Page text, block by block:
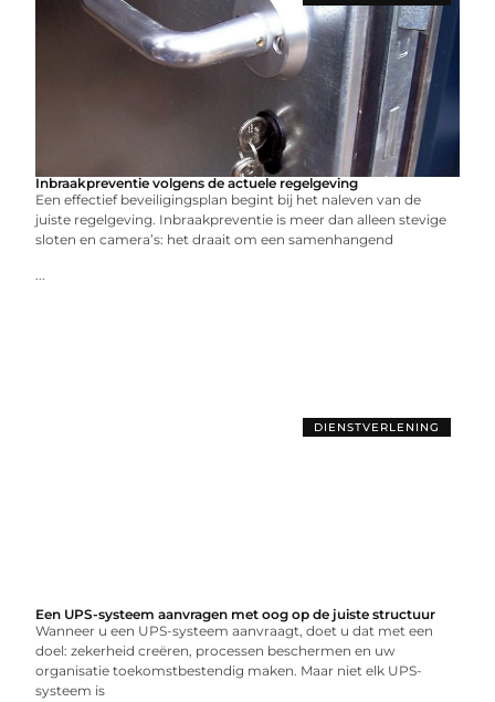
Inbraakpreventie volgens de actuele regelgeving
Een effectief beveiligingsplan begint bij het naleven van de
juiste regelgeving. Inbraakpreventie is meer dan alleen stevige
sloten en camera’s: het draait om een samenhangend
...
DIENSTVERLENING
Een UPS-systeem aanvragen met oog op de juiste structuur
Wanneer u een UPS-systeem aanvraagt, doet u dat met een
doel: zekerheid creëren, processen beschermen en uw
organisatie toekomstbestendig maken. Maar niet elk UPS-
systeem is